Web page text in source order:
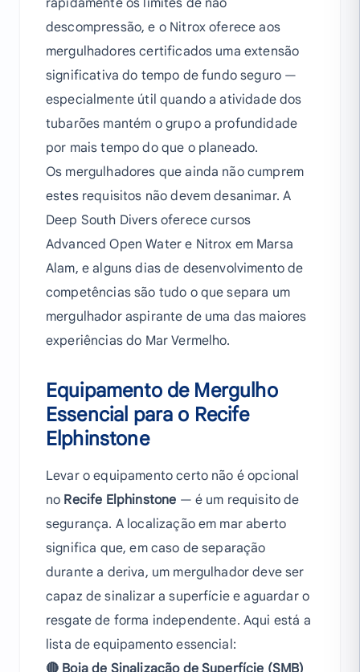
rapidamente os limites de não
descompressão, e o Nitrox oferece aos
mergulhadores certificados uma extensão
significativa do tempo de fundo seguro —
especialmente útil quando a atividade dos
tubarões mantém o grupo a profundidade
por mais tempo do que o planeado.
Os mergulhadores que ainda não cumprem
estes requisitos não devem desanimar. A
Deep South Divers oferece cursos
Advanced Open Water e Nitrox em Marsa
Alam, e alguns dias de desenvolvimento de
competências são tudo o que separa um
mergulhador aspirante de uma das maiores
experiências do Mar Vermelho.
Equipamento de Mergulho
Essencial para o Recife
Elphinstone
Levar o equipamento certo não é opcional
no Recife Elphinstone — é um requisito de
segurança. A localização em mar aberto
significa que, em caso de separação
durante a deriva, um mergulhador deve ser
capaz de sinalizar a superfície e aguardar o
resgate de forma independente. Aqui está a
lista de equipamento essencial: